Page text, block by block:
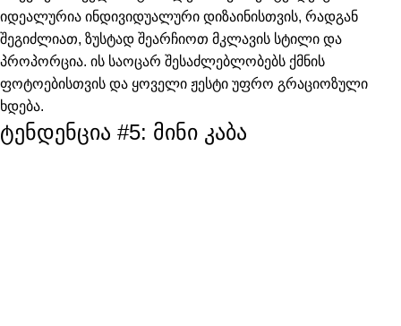
იდეალურია ინდივიდუალური დიზაინისთვის, რადგან
შეგიძლიათ, ზუსტად შეარჩიოთ მკლავის სტილი და
პროპორცია. ის საოცარ შესაძლებლობებს ქმნის
ფოტოებისთვის და ყოველი ჟესტი უფრო გრაციოზული
ხდება.
ტენდენცია #5: მინი კაბა